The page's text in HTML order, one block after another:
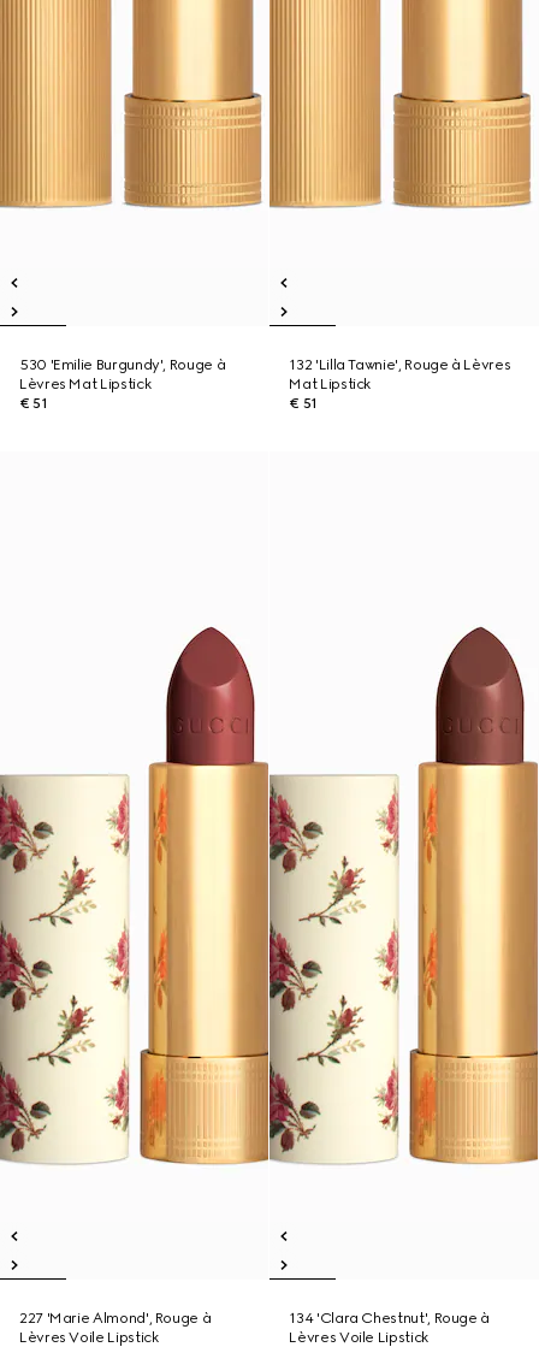
530 'Emilie Burgundy', Rouge à
Lèvres Mat Lipstick
€ 51
132 'Lilla Tawnie', Rouge à Lèvres
Mat Lipstick
€ 51
227 'Marie Almond', Rouge à
Lèvres Voile Lipstick
134 'Clara Chestnut', Rouge à
Lèvres Voile Lipstick